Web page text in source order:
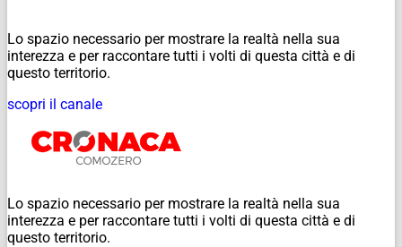
Lo spazio necessario per mostrare la realtà nella sua
interezza e per raccontare tutti i volti di questa città e di
questo territorio.
scopri il canale
Lo spazio necessario per mostrare la realtà nella sua
interezza e per raccontare tutti i volti di questa città e di
questo territorio.